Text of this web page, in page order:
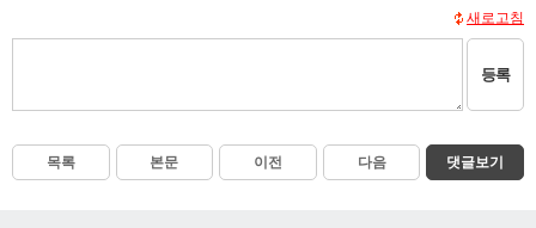
새로고침
등록
목록 본문 이전 다음 댓글보기